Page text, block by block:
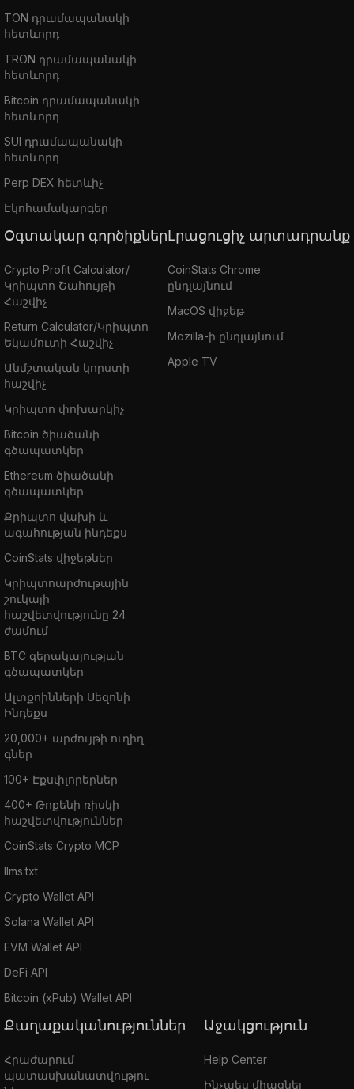
TON դրամապանակի
հետևորդ
TRON դրամապանակի
հետևորդ
Bitcoin դրամապանակի
հետևորդ
SUI դրամապանակի
հետևորդ
Perp DEX հետևիչ
Էկոհամակարգեր
Օգտակար գործիքներ
Crypto Profit Calculator/
Կրիպտո Շահույթի
Հաշվիչ
Return Calculator/Կրիպտո
Եկամուտի Հաշվիչ
Անմշտական կորստի
հաշվիչ
Կրիպտո փոխարկիչ
Bitcoin ծիածանի
գծապատկեր
Ethereum ծիածանի
գծապատկեր
Քրիպտո վախի և
ագահության ինդեքս
CoinStats վիջեթներ
Կրիպտոարժութային
շուկայի
հաշվետվությունը 24
ժամում
BTC գերակայության
գծապատկեր
Ալտքոինների Սեզոնի
Ինդեքս
20,000+ արժույթի ուղիղ
գներ
100+ Էքսփլորերներ
400+ Թոքենի ռիսկի
հաշվետվություններ
CoinStats Crypto MCP
llms.txt
Crypto Wallet API
Solana Wallet API
EVM Wallet API
DeFi API
Bitcoin (xPub) Wallet API
Լրացուցիչ արտադրանք
CoinStats Chrome
ընդլայնում
MacOS վիջեթ
Mozilla-ի ընդլայնում
Apple TV
Քաղաքականություններ
Հրաժարում
պատասխանատվությու
Աջակցություն
Help Center
Ինչպես միացնել